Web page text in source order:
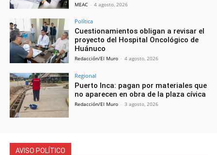
MEAC - 4 agosto, 2026
Política
Cuestionamientos obligan a revisar el
proyecto del Hospital Oncológico de
Huánuco
Redacción/El Muro - 4 agosto, 2026
Regional
Puerto Inca: pagan por materiales que
no aparecen en obra de la plaza cívica
Redacción/El Muro - 3 agosto, 2026
AVISO POLÍTICO